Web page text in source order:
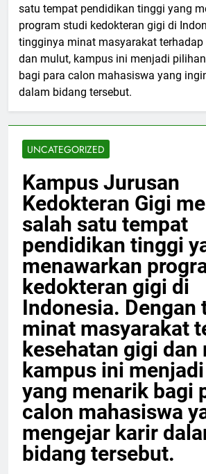
satu tempat pendidikan tinggi yang
program studi kedokteran gigi di
tingginya minat masyarakat terhadap
dan mulut, kampus ini menjadi
bagi para calon mahasiswa yang
dalam bidang tersebut.
UNCATEGORIZED
Kampus Jurusan
Kedokteran Gigi
salah satu tempat
pendidikan tinggi
menawarkan
kedokteran gigi di
Indonesia. Dengan
minat masyarakat
kesehatan gigi dan
kampus ini
yang menarik bagi
calon mahasiswa
mengejar karir
bidang tersebut.